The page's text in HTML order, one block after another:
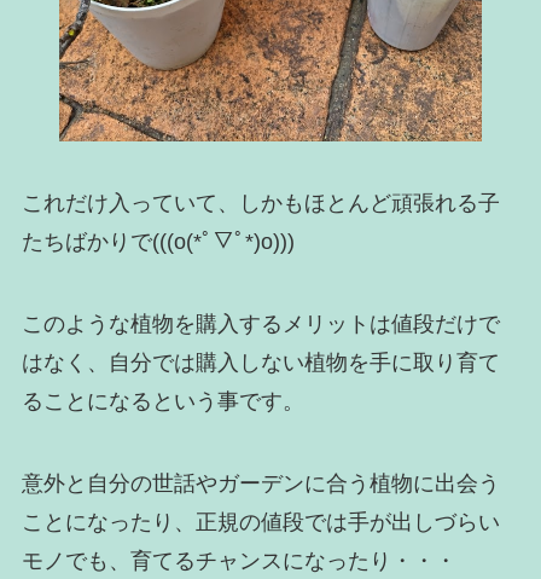
これだけ入っていて、しかもほとんど頑張れる子
たちばかりで(((o(*ﾟ▽ﾟ*)o)))
このような植物を購入するメリットは値段だけで
はなく、自分では購入しない植物を手に取り育て
ることになるという事です。
意外と自分の世話やガーデンに合う植物に出会う
ことになったり、正規の値段では手が出しづらい
モノでも、育てるチャンスになったり・・・